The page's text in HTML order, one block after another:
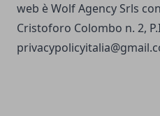
web è Wolf Agency Srls
Cristoforo Colombo n. 2,